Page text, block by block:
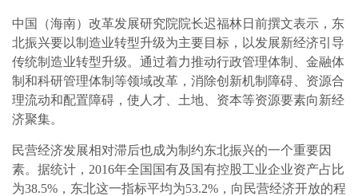
中国（海南）改革发展研究院院长迟福林日前撰文表示，东
北振兴要以制造业转型升级为主要目标，以发展新经济引导
传统制造业转型升级。通过着力推动行政管理体制、金融体
制和科研管理体制等领域改革，消除创新机制障碍、资源合
理流动和配置障碍，使人才、土地、资本等资源要素向新经
济聚集。
民营经济发展相对滞后也成为制约东北振兴的一个重要因
素。据统计，2016年全国国有及国有控股工业企业资产占比
为38.5%，东北这一指标平均为53.2%，向民营经济开放的程